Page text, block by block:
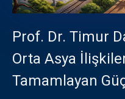
Prof. Dr. Timur
Orta Asya
Tamamlayan